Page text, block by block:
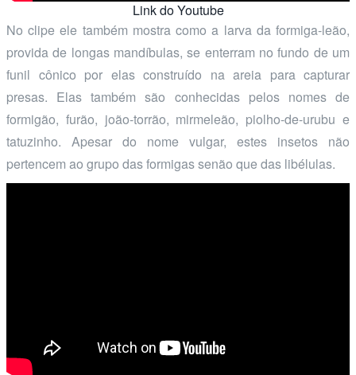
Link do Youtube
No clipe ele também mostra como a larva da formiga-leão,
provida de longas mandíbulas, se enterram no fundo de um
funil cônico por elas construído na areia para capturar
presas. Elas também são conhecidas pelos nomes de
formigão, furão, joão-torrão, mirmeleão, piolho-de-urubu e
tatuzinho. Apesar do nome vulgar, estes insetos não
pertencem ao grupo das formigas senão que das libélulas.